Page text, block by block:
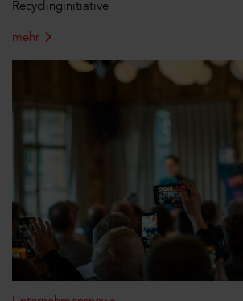
Recyclinginitiative
mehr